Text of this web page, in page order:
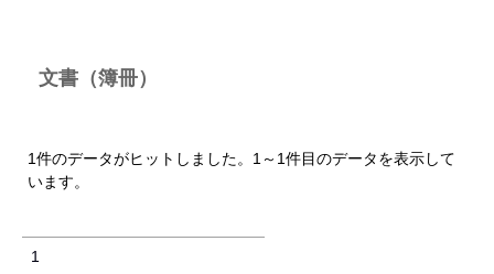
文書（簿冊）
1件のデータがヒットしました。1～1件目のデータを表示して
います。
1